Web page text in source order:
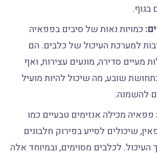
בגוף.
כמויות נאות של סיבים בפפאיה
למערכת העיכול של כלבים. הם
מעיים סדירה, מונעים עצירות, ואף
שובע, מה שיכול להיות מועיל
להשמנה.
מכילה אנזימים טבעיים כמו
שיכולים לסייע בפירוק חלבונים
העיכול. לכלבים מסוימים, ובמיוחד אלה